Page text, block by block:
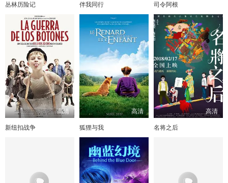
丛林历险记 伴我同行 司令阿根
高清
新纽扣战争
高清
狐狸与我
高清
名将之后